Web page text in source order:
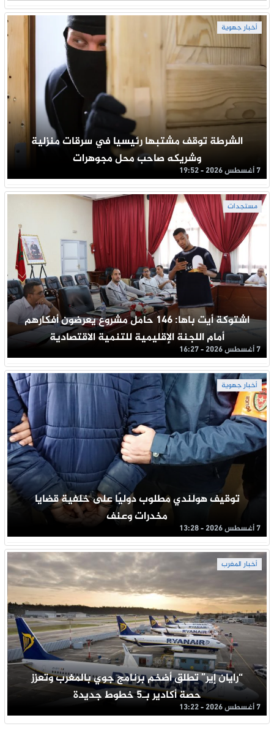
أخبار جهوية
الشرطة توقف مشتبها رئيسيا في سرقات منزلية
وشريكه صاحب محل مجوهرات
7 أغسطس 2026 - 19:52
مستجدات
اشتوكة أيت باها: 146 حامل مشروع يعرضون أفكارهم
أمام اللجنة الإقليمية للتنمية الاقتصادية
7 أغسطس 2026 - 16:27
أخبار جهوية
توقيف هولندي مطلوب دوليًا على خلفية قضايا
مخدرات وعنف
7 أغسطس 2026 - 13:28
أخبار المغرب
“رايان إير” تطلق أضخم برنامج جوي بالمغرب وتعزز
حصة أكادير بـ5 خطوط جديدة
7 أغسطس 2026 - 13:22